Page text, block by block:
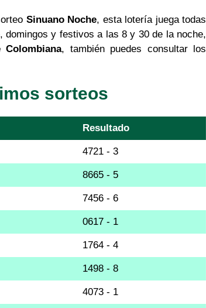
Sinuano Noche, esta lotería juega todas
y festivos a las 8 y 30 de la noche,
Colombiana, también puedes consultar los
sorteos
Resultado
4721 - 3
8665 - 5
7456 - 6
0617 - 1
1764 - 4
1498 - 8
4073 - 1